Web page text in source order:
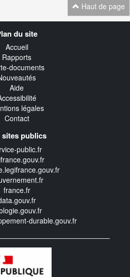
Haut de page
du site
Accueil
Rapports
documents
Aide
légales
Contact
sites publics
public.fr
france.fr
durable.gouv.fr